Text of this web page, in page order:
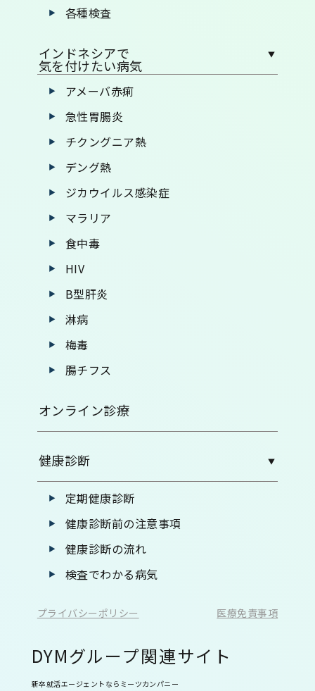
各種検査
インドネシアで
気を付けたい病気
アメーバ赤痢
急性胃腸炎
チクングニア熱
デング熱
ジカウイルス感染症
マラリア
食中毒
HIV
B型肝炎
淋病
梅毒
腸チフス
オンライン診療
健康診断
定期健康診断
健康診断前の注意事項
健康診断の流れ
検査でわかる病気
プライバシーポリシー 医療免責事項
DYMグループ関連サイト
新卒就活エージェントならミーツカンパニー